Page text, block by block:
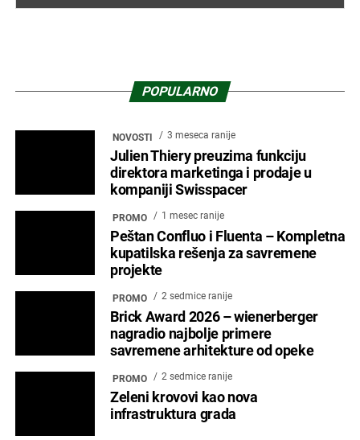
POPULARNO
NOVOSTI 3 meseca ranije
Julien Thiery preuzima funkciju
direktora marketinga i prodaje u
kompaniji Swisspacer
PROMO 1 mesec ranije
Peštan Confluo i Fluenta – Kompletna
kupatilska rešenja za savremene
projekte
PROMO 2 sedmice ranije
Brick Award 2026 – wienerberger
nagradio najbolje primere
savremene arhitekture od opeke
PROMO 2 sedmice ranije
Zeleni krovovi kao nova
infrastruktura grada